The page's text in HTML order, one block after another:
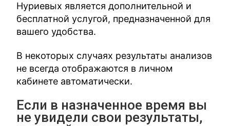
Нуриевых является дополнительной и
бесплатной услугой, предназначенной для
вашего удобства.
В некоторых случаях результаты анализов
не всегда отображаются в личном
кабинете автоматически.
Если в назначенное время вы
не увидели свои результаты,